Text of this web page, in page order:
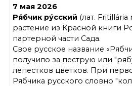
7 мая 2026
Ря́бчик ру́сский (лат.
растение из Красной книги
партерной части Сада.
Свое русское название
получило за пеструю или
лепестков цветков. При
Рябчика русского словно